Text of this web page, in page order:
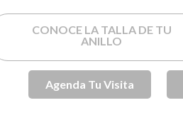
CONOCE LA TALLA DE TU
ANILLO
Agenda Tu Visita